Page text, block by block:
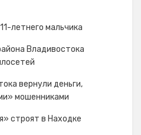
летнего мальчика
Владивостока
вернули деньги,
мошенниками
строят в Находке